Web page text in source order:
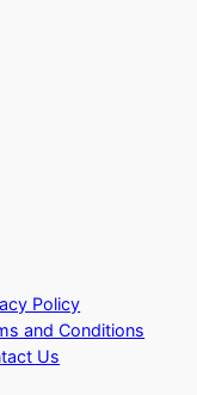
Policy
and Conditions
Us